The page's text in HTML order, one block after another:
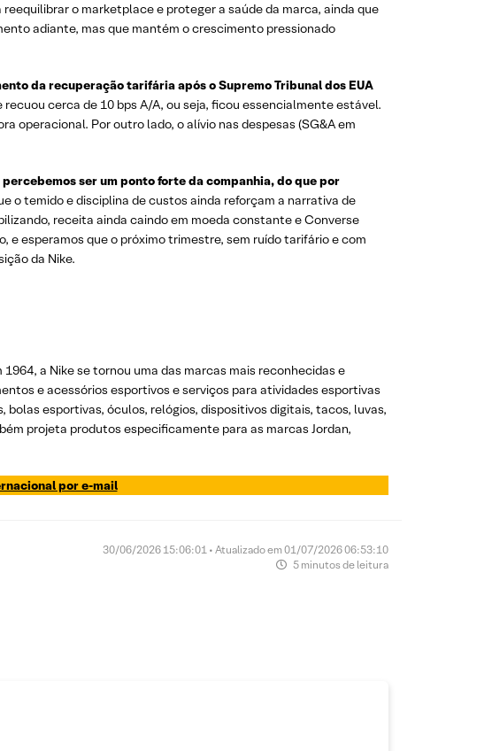
o marketplace e proteger a saúde da marca, ainda que
adiante, mas que mantém o crescimento pressionado
da recuperação tarifária após o Supremo Tribunal dos EUA
cerca de 10 bps A/A, ou seja, ficou essencialmente estável.
operacional. Por outro lado, o alívio nas despesas (SG&A em
ser um ponto forte da companhia, do que por
o temido e disciplina de custos ainda reforçam a narrativa de
receita ainda caindo em moeda constante e Converse
e esperamos que o próximo trimestre, sem ruído tarifário e com
da Nike.
a Nike se tornou uma das marcas mais reconhecidas e
e acessórios esportivos e serviços para atividades esportivas
esportivas, óculos, relógios, dispositivos digitais, tacos, luvas,
projeta produtos especificamente para as marcas Jordan,
por e-mail
30/06/2026 15:06:01 • Atualizado em 01/07/2026 06:53:10
5 minutos de leitura